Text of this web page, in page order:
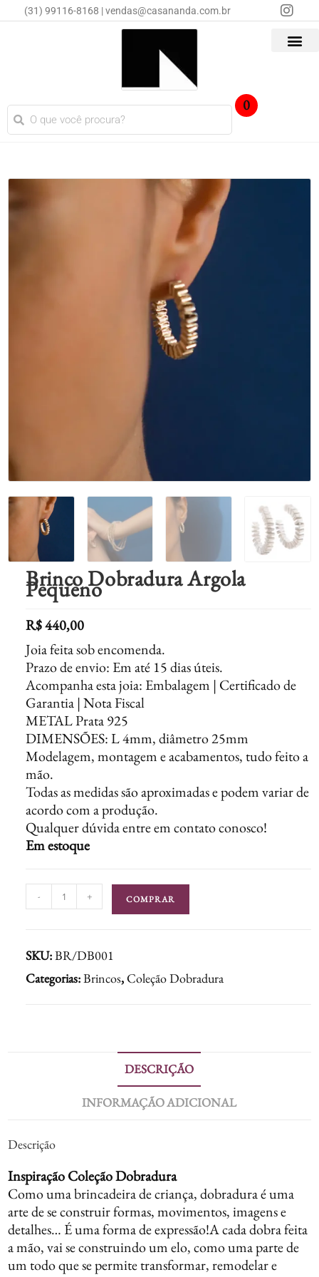
(31) 99116-8168 | vendas@casananda.com.br
0
Brinco Dobradura Argola
Pequeno
R$440,00
Joia feita sob encomenda.
Prazo de envio: Em até 15 dias úteis.
Acompanha esta joia: Embalagem | Certificado de
Garantia | Nota Fiscal
METAL Prata 925
DIMENSÕES: L 4mm, diâmetro 25mm
Modelagem, montagem e acabamentos, tudo feito a
mão.
Todas as medidas são aproximadas e podem variar de
acordo com a produção.
Qualquer dúvida entre em contato conosco!
Em estoque
- + COMPRAR
SKU:BR/DB001
Categorias:Brincos,Coleção Dobradura
DESCRIÇÃO
INFORMAÇÃO ADICIONAL
Descrição
Inspiração Coleção Dobradura
Como uma brincadeira de criança, dobradura é uma
arte de se construir formas, movimentos, imagens e
detalhes… É uma forma de expressão!A cada dobra feita
a mão, vai se construindo um elo, como uma parte de
um todo que se permite transformar, remodelar e